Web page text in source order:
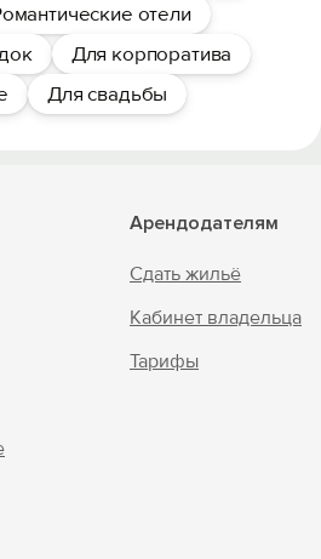
отели
Для корпоратива
Для свадьбы
Арендодателям
Сдать жильё
Кабинет владельца
Тарифы